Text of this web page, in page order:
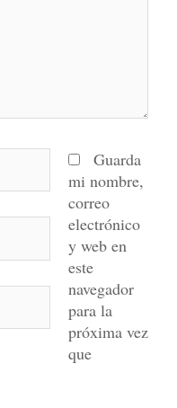
Guarda
mi nombre,
correo
electrónico
y web en
este
navegador
para la
próxima vez
que